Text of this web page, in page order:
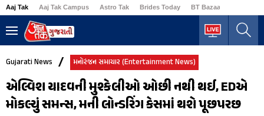
Aaj Tak Aaj Tak Campus Astro Tak Brides Today BT Bazaar
Gujarati News મનોરંજન સમાચાર (Entertainment News)
એલ્વિશ યાદવની મુશ્કેલીઓ ઓછી નથી થઈ, EDએ
મોકલ્યું સમન્સ, મની લોન્ડરિંગ કેસમાં થશે પૂછપરછ